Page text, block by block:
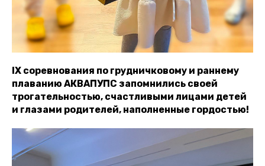
IX соревнования по грудничковому и раннему
плаванию АКВАПУПС запомнились своей
трогательностью, счастливыми лицами детей
и глазами родителей, наполненные гордостью!